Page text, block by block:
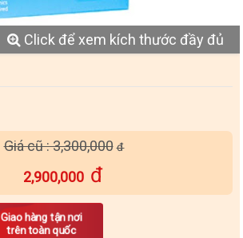
Click để xem kích thước đầy đủ
Giá cũ : 3,300,000
2,900,000
Giao hàng tận nơi
trên toàn quốc